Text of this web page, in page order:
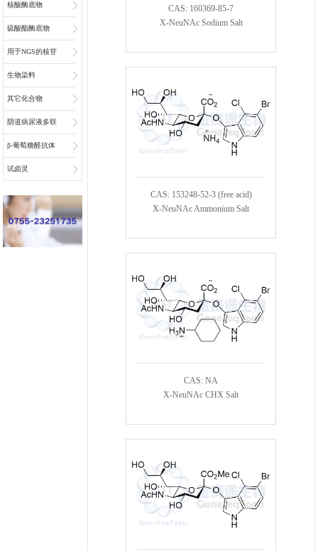
核酸酶底物
硫酸酯酶底物
用于NGS的核苷
和核苷酸
生物染料
其它化合物
阴道病尿液多联
检底物
β-葡萄糖醛抗体
偶联物连接子
试卤灵
CAS: 160369-85-7
X-NeuNAc Sodium Salt
CAS: 153248-52-3 (free acid)
X-NeuNAc Ammonium Salt
CAS: NA
X-NeuNAc CHX Salt